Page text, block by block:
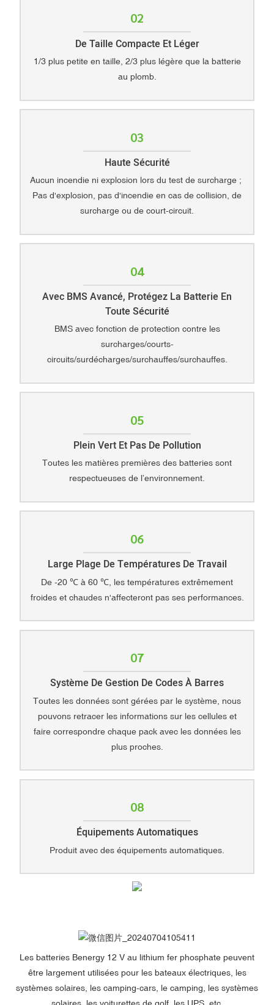
02
De Taille Compacte Et Léger
1/3 plus petite en taille, 2/3 plus légère que la batterie
au plomb.
03
Haute Sécurité
Aucun incendie ni explosion lors du test de surcharge ;
Pas d'explosion, pas d'incendie en cas de collision, de
surcharge ou de court-circuit.
04
Avec BMS Avancé, Protégez La Batterie En
Toute Sécurité
BMS avec fonction de protection contre les
surcharges/courts-
circuits/surdécharges/surchauffes/surchauffes.
05
Plein Vert Et Pas De Pollution
Toutes les matières premières des batteries sont
respectueuses de l’environnement.
06
Large Plage De Températures De Travail
De -20 ℃ à 60 ℃, les températures extrêmement
froides et chaudes n'affecteront pas ses performances.
07
Système De Gestion De Codes À Barres
Toutes les données sont gérées par le système, nous
pouvons retracer les informations sur les cellules et
faire correspondre chaque pack avec les données les
plus proches.
08
Équipements Automatiques
Produit avec des équipements automatiques.
Les batteries Benergy 12 V au lithium fer phosphate peuvent
être largement utilisées pour les bateaux électriques, les
systèmes solaires, les camping-cars, le camping, les systèmes